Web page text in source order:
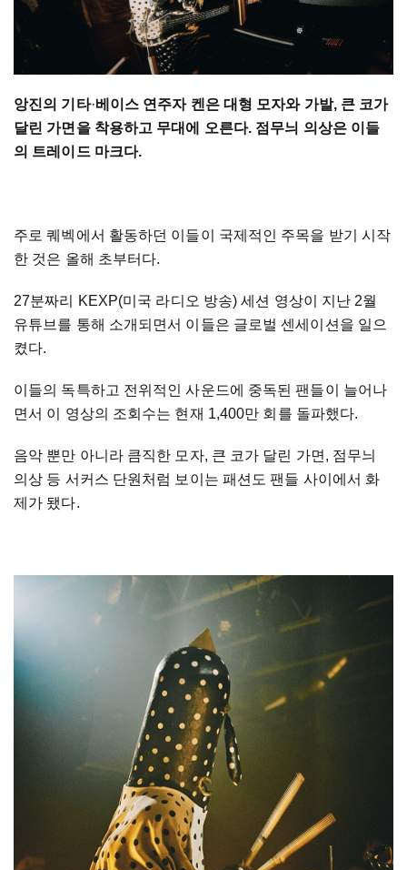
앙진의 기타·베이스 연주자 켄은 대형 모자와 가발, 큰 코가
달린 가면을 착용하고 무대에 오른다. 점무늬 의상은 이들
의 트레이드 마크다.
주로 퀘벡에서 활동하던 이들이 국제적인 주목을 받기 시작
한 것은 올해 초부터다.
27분짜리 KEXP(미국 라디오 방송) 세션 영상이 지난 2월
유튜브를 통해 소개되면서 이들은 글로벌 센세이션을 일으
켰다.
이들의 독특하고 전위적인 사운드에 중독된 팬들이 늘어나
면서 이 영상의 조회수는 현재 1,400만 회를 돌파했다.
음악 뿐만 아니라 큼직한 모자, 큰 코가 달린 가면, 점무늬
의상 등 서커스 단원처럼 보이는 패션도 팬들 사이에서 화
제가 됐다.